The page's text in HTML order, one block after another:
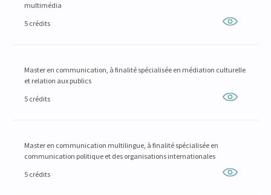
multimédia
5 crédits
Master en communication, à finalité spécialisée en médiation culturelle
et relation aux publics
5 crédits
Master en communication multilingue, à finalité spécialisée en
communication politique et des organisations internationales
5 crédits